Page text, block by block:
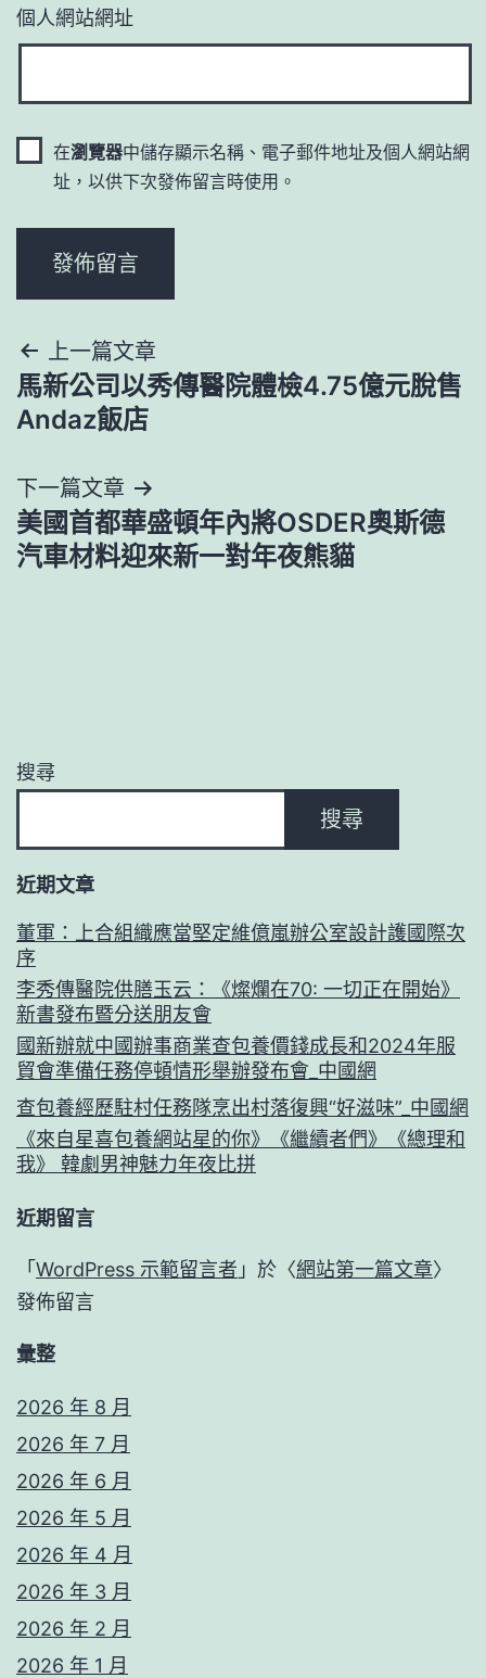
個人網站網址
在瀏覽器中儲存顯示名稱、電子郵件地址及個人網站網
址，以供下次發佈留言時使用。
文
章
覽
上一篇文章
馬新公司以秀傳醫院體檢4.75億元脫售
Andaz飯店
下一篇文章
美國首都華盛頓年內將OSDER奧斯德
汽車材料迎來新一對年夜熊貓
搜尋
搜尋
近期文章
董軍：上合組織應當堅定維億嵐辦公室設計護國際次
序
李秀傳醫院供膳玉云：《燦爛在70: 一切正在開始》
新書發布暨分送朋友會
國新辦就中國辦事商業查包養價錢成長和2024年服
貿會準備任務停頓情形舉辦發布會_中國網
查包養經歷駐村任務隊烹出村落復興“好滋味”_中國網
《來自星喜包養網站星的你》《繼續者們》《總理和
我》 韓劇男神魅力年夜比拼
近期留言
「 WordPress 示範留言者 」於〈網站第一篇文章〉
發佈留言
彙整
2026 年 8 月
2026 年 7 月
2026 年 6 月
2026 年 5 月
2026 年 4 月
2026 年 3 月
2026 年 2 月
2026 年 1 月